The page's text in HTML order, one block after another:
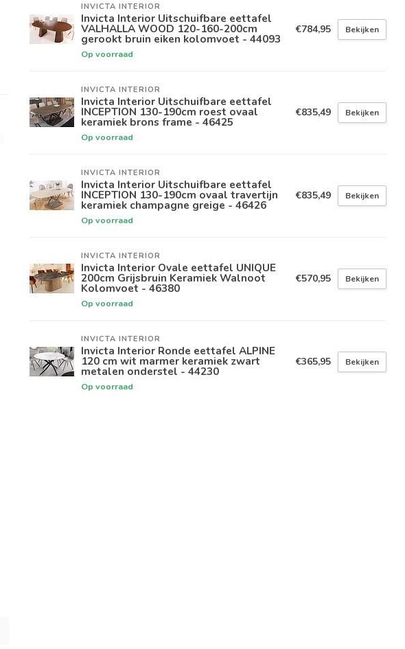
INVICTA INTERIOR
Invicta Interior Uitschuifbare eettafel
VALHALLA WOOD 120-160-200cm
gerookt bruin eiken kolomvoet - 44093
Op voorraad
€784,95 Bekijken
INVICTA INTERIOR
Invicta Interior Uitschuifbare eettafel
INCEPTION 130-190cm roest ovaal
keramiek brons frame - 46425
Op voorraad
€835,49 Bekijken
INVICTA INTERIOR
Invicta Interior Uitschuifbare eettafel
INCEPTION 130-190cm ovaal travertijn
keramiek champagne greige - 46426
Op voorraad
€835,49 Bekijken
INVICTA INTERIOR
Invicta Interior Ovale eettafel UNIQUE
200cm Grijsbruin Keramiek Walnoot
Kolomvoet - 46380
Op voorraad
€570,95 Bekijken
INVICTA INTERIOR
Invicta Interior Ronde eettafel ALPINE
120 cm wit marmer keramiek zwart
metalen onderstel - 44230
Op voorraad
€365,95 Bekijken